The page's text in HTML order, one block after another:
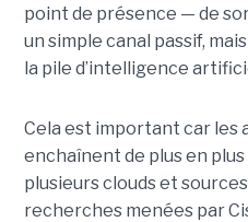
point de présence — de
un simple canal passif,
la pile d’intelligence
Cela est important car les
enchaînent de plus en
plusieurs clouds et
recherches menées par